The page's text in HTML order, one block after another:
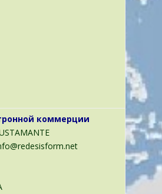
коммерции
BUSTAMANTE
info@redesisform.net